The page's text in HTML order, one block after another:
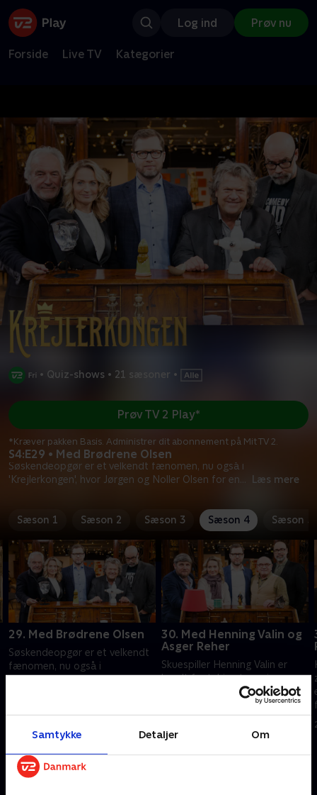
Samtykke Detaljer Om
Log ind Prøv nu
Forside Live TV Kategorier
• Quiz-shows • 21 sæsoner •
S4:E29 • Med Brødrene Olsen
Søskendeopgør er et velkendt fænomen, nu også i
'Krejlerkongen', hvor Jørgen og Noller Olsen for en... Læs mere
Prøv TV 2 Play*
*Kræver pakken Basis. Administrer dit abonnement på Mit TV 2.
Sæson 1 Sæson 2 Sæson 3 Sæson 4 Sæson 5
29. Med Brødrene Olsen
Søskendeopgør er et velkendt
fænomen, nu også i
30. Med Henning Valin og
Asger Reher
Skuespiller Henning Valin er
kendt fra talrige tv-serier, og
Asger Reher er særligt kendt
som en fjerdedel af Ørkenens
Sønner. Om nogen af dem
også er kendt for at have
anden sag. Annette Heick og
Andre så også